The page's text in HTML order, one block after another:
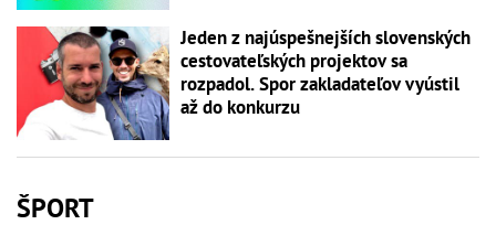
Jeden z najúspešnejších slovenských
cestovateľských projektov sa
rozpadol. Spor zakladateľov vyústil
až do konkurzu
ŠPORT